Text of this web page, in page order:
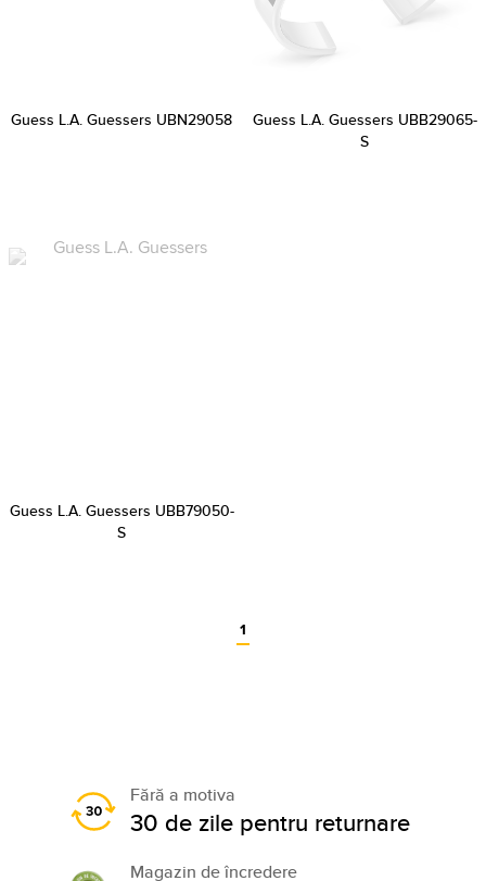
Guess L.A. Guessers UBN29058
Guess L.A. Guessers UBB29065-
S
Guess L.A. Guessers UBB79050-
S
1
Fără a motiva
30 de zile pentru returnare
Magazin de încredere